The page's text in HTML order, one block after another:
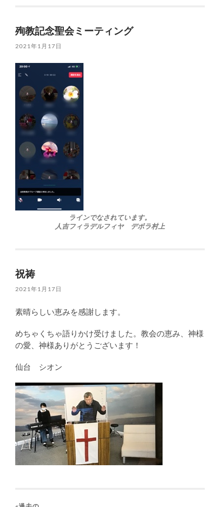
殉教記念聖会ミーティング
2021年1月17日
ラインでなされています。
人吉フィラデルフィヤ デボラ村上
祝祷
2021年1月17日
素晴らしい恵みを感謝します。
めちゃくちゃ語りかけ受けました。教会の恵み、神様
の愛、神様ありがとうございます！
仙台 シオン